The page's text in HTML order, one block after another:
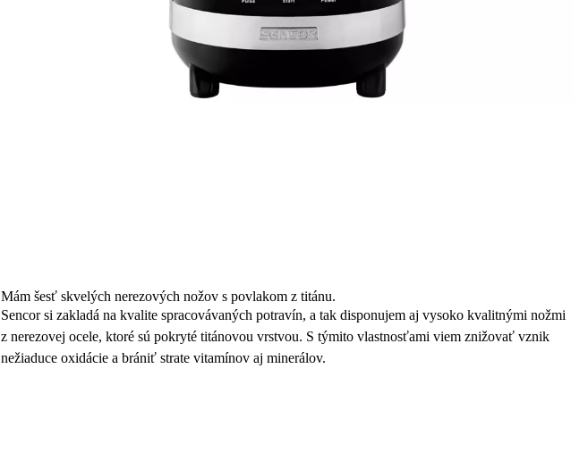
Mám šesť skvelých nerezových nožov s povlakom z titánu.
Sencor si zakladá na kvalite spracovávaných potravín, a tak disponujem aj vysoko kvalitnými nožmi
z nerezovej ocele, ktoré sú pokryté titánovou vrstvou. S týmito vlastnosťami viem znižovať vznik
nežiaduce oxidácie a brániť strate vitamínov aj minerálov.